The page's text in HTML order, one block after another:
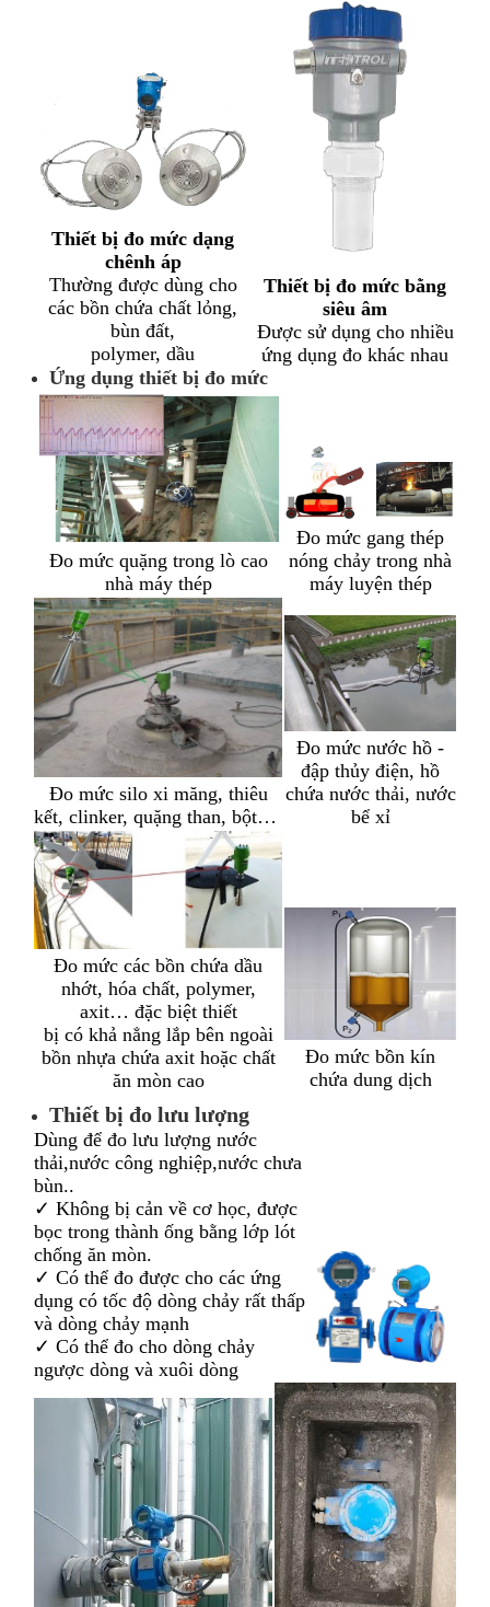
Thiết bị đo mức dạng
chênh áp
Thường được dùng cho
các bồn chứa chất lỏng,
bùn đất,
polymer, dầu
Thiết bị đo mức bằng
siêu âm
Được sử dụng cho nhiều
ứng dụng đo khác nhau
Ứng dụng thiết bị đo mức
Đo mức quặng trong lò cao
nhà máy thép
Đo mức gang thép
nóng chảy trong nhà
máy luyện thép
Đo mức silo xi măng, thiêu
kết, clinker, quặng than, bột…
Đo mức nước hồ -
đập thủy điện, hồ
chứa nước thải, nước
bể xỉ
Đo mức các bồn chứa dầu
nhớt, hóa chất, polymer,
axit… đặc biệt thiết
bị có khả nẳng lắp bên ngoài
bồn nhựa chứa axit hoặc chất
ăn mòn cao
Đo mức bồn kín
chứa dung dịch
Thiết bị đo lưu lượng
Dùng để đo lưu lượng nước
thải,nước công nghiệp,nước chưa
bùn..
✓ Không bị cản về cơ học, được
bọc trong thành ống bằng lớp lót
chống ăn mòn.
✓ Có thể đo được cho các ứng
dụng có tốc độ dòng chảy rất thấp
và dòng chảy mạnh
✓ Có thể đo cho dòng chảy
ngược dòng và xuôi dòng